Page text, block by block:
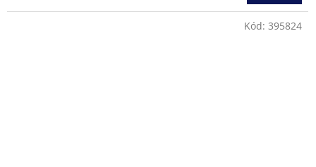
Kód: 395824